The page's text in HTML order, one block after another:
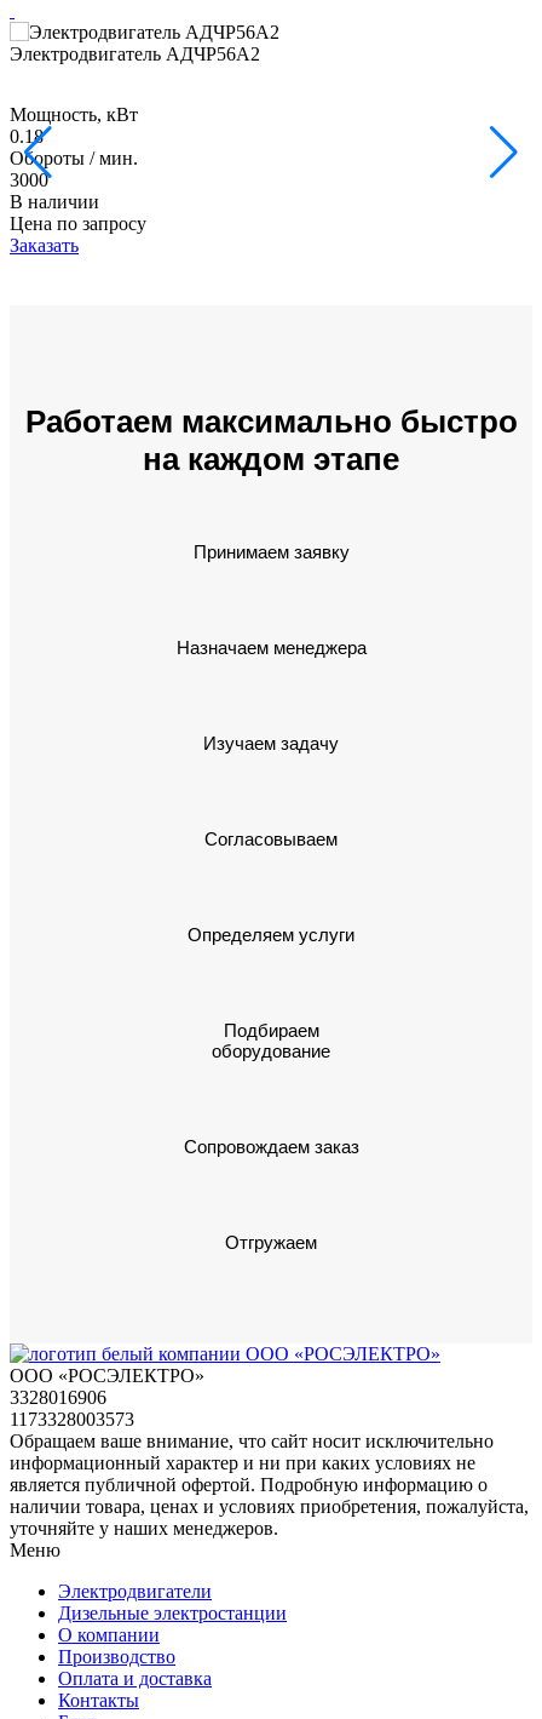
Электродвигатель АДЧР56А2
Мощность, кВт
0.18
Обороты / мин.
3000
В наличии
Цена по запросу
Заказать
Работаем максимально быстро
на каждом этапе
Принимаем заявку
Назначаем менеджера
Изучаем задачу
Согласовываем
Определяем услуги
Подбираем
оборудование
Сопровождаем заказ
Отгружаем
ООО «РОСЭЛЕКТРО»
3328016906
1173328003573
Обращаем ваше внимание, что сайт носит исключительно
информационный характер и ни при каких условиях не
является публичной офертой. Подробную информацию о
наличии товара, ценах и условиях приобретения, пожалуйста,
уточняйте у наших менеджеров.
Меню
Электродвигатели
Дизельные электростанции
О компании
Производство
Оплата и доставка
Контакты